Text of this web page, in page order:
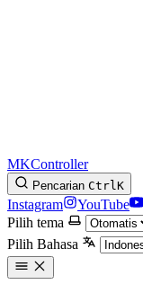
MKController
Pencarian CtrlK
Instagram YouTube
Pilih tema
Pilih Bahasa